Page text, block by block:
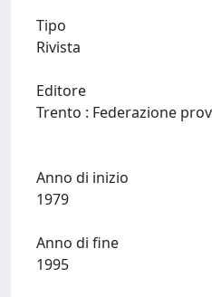
Tipo
Rivista
Editore
Trento : Federazione
Anno di inizio
Anno di fine